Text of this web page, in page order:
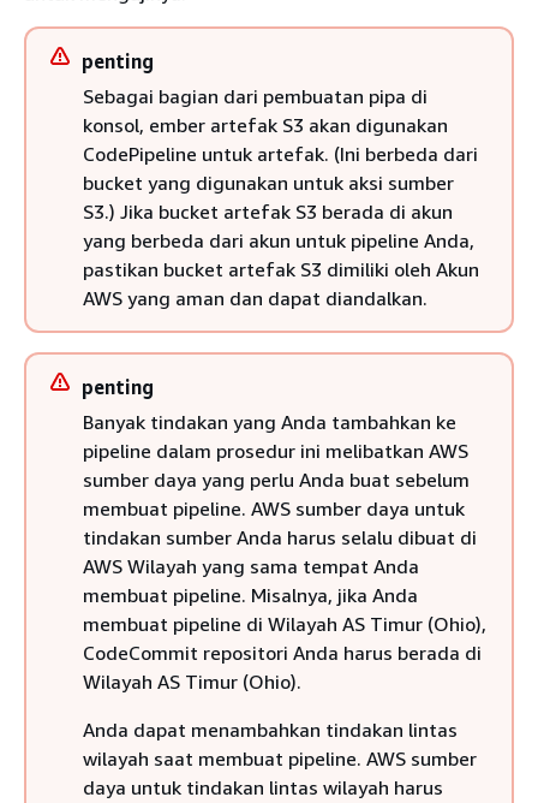
penting
Sebagai bagian dari pembuatan pipa di
konsol, ember artefak S3 akan digunakan
CodePipeline untuk artefak. (Ini berbeda dari
bucket yang digunakan untuk aksi sumber
S3.) Jika bucket artefak S3 berada di akun
yang berbeda dari akun untuk pipeline Anda,
pastikan bucket artefak S3 dimiliki oleh Akun
AWS yang aman dan dapat diandalkan.
penting
Banyak tindakan yang Anda tambahkan ke
pipeline dalam prosedur ini melibatkan AWS
sumber daya yang perlu Anda buat sebelum
membuat pipeline. AWS sumber daya untuk
tindakan sumber Anda harus selalu dibuat di
AWS Wilayah yang sama tempat Anda
membuat pipeline. Misalnya, jika Anda
membuat pipeline di Wilayah AS Timur (Ohio),
CodeCommit repositori Anda harus berada di
Wilayah AS Timur (Ohio).
Anda dapat menambahkan tindakan lintas
wilayah saat membuat pipeline. AWS sumber
daya untuk tindakan lintas wilayah harus